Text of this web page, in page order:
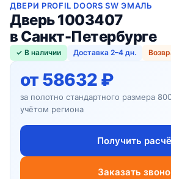
ДВЕРИ PROFIL DOORS SW ЭМАЛЬ
Дверь 1003407
в Санкт-Петербурге
✓ В наличии Доставка 2–4 дн.
от 58632 ₽
за полотно стандартного размера
учётом региона
Получить
Заказать